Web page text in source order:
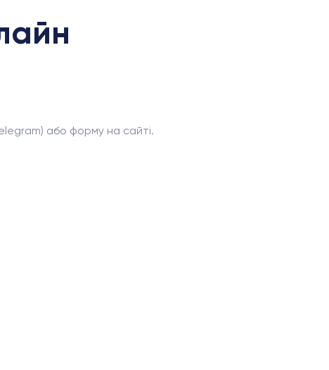
або форму на сайті.